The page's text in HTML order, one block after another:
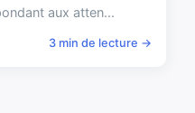
aux atten...
3 min de lecture →